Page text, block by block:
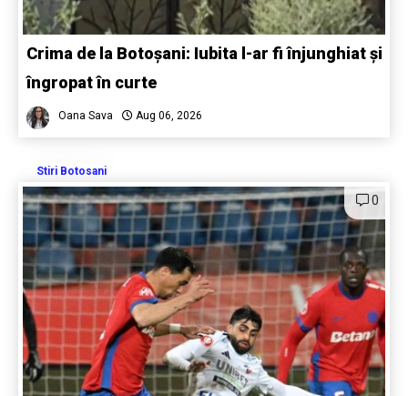
Crima de la Botoșani: Iubita l-ar fi înjunghiat și
îngropat în curte
Oana Sava Aug 06, 2026
Stiri Botosani
0